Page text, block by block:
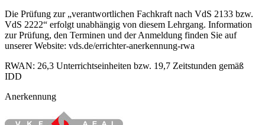
Die Prüfung zur „verantwortlichen Fachkraft nach VdS 2133 bzw.
VdS 2222“ erfolgt unabhängig von diesem Lehrgang. Information
zur Prüfung, den Terminen und der Anmeldung finden Sie auf
unserer Website: vds.de/errichter-anerkennung-rwa
RWAN: 26,3 Unterrichtseinheiten bzw. 19,7 Zeitstunden gemäß
IDD
Anerkennung